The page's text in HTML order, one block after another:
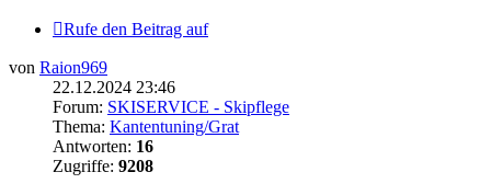
Rufe den Beitrag auf
von Raion969
22.12.2024 23:46
Forum: SKISERVICE - Skipflege
Thema: Kantentuning/Grat
Antworten: 16
Zugriffe: 9208